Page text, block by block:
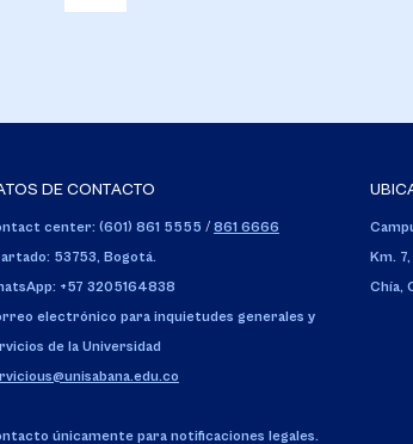
DE CONTACTO
center: (601) 861 5555 / 861 6666
53753, Bogotá.
+57 3205164838
electrónico para inquietudes generales y
de la Universidad
únicamente para notificaciones legales.
Km.
Chía,